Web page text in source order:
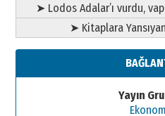
➤ Lodos Adalar’ı vurdu,
➤ Kitaplara
Yayın